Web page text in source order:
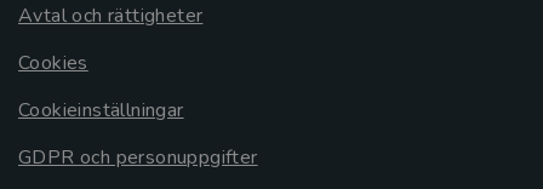
Avtal och rättigheter
Cookies
Cookieinställningar
GDPR och personuppgifter